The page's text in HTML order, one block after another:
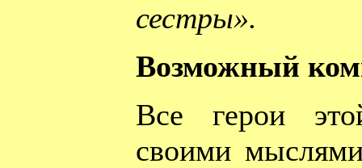
сестры».
Возможный
Все герои
своими